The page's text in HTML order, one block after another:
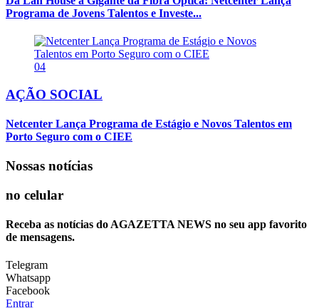
Programa de Jovens Talentos e Investe...
04
AÇÃO SOCIAL
Netcenter Lança Programa de Estágio e Novos Talentos em
Porto Seguro com o CIEE
Nossas notícias
no celular
Receba as notícias do AGAZETTA NEWS no seu app favorito
de mensagens.
Telegram
Whatsapp
Facebook
Entrar